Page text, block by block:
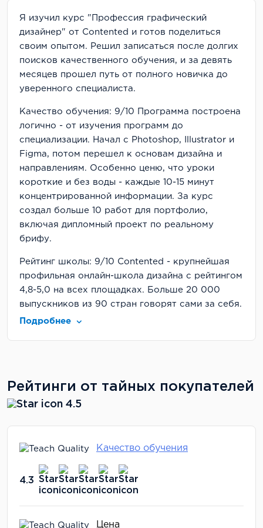
Я изучил курс "Профессия графический
дизайнер" от Contented и готов поделиться
своим опытом. Решил записаться после долгих
поисков качественного обучения, и за девять
месяцев прошел путь от полного новичка до
уверенного специалиста.
Качество обучения: 9/10 Программа построена
логично - от изучения программ до
специализации. Начал с Photoshop, Illustrator и
Figma, потом перешел к основам дизайна и
направлениям. Особенно ценю, что уроки
короткие и без воды - каждые 10-15 минут
концентрированной информации. За курс
создал больше 10 работ для портфолио,
включая дипломный проект по реальному
брифу.
Рейтинг школы: 9/10 Contented - крупнейшая
профильная онлайн-школа дизайна с рейтингом
4,8-5,0 на всех площадках. Больше 20 000
выпускников из 90 стран говорят сами за себя.
Лицензия на образовательную деятельность
месяцев. Не самый дешевый вариант на рынке,
но соотношение цена-качество оправданное.
школы. Менторы проверяют работы в течение
2-3 дней и записывают видеоразборы, где
детально объясняют ошибки и способы их
исправления. Всегда можно задать вопрос
координатору или в общий чат - отвечают
быстро и по существу.
Подробнее
Рейтинги от тайных покупателей
4.5
Качество обучения
4.3
Цена